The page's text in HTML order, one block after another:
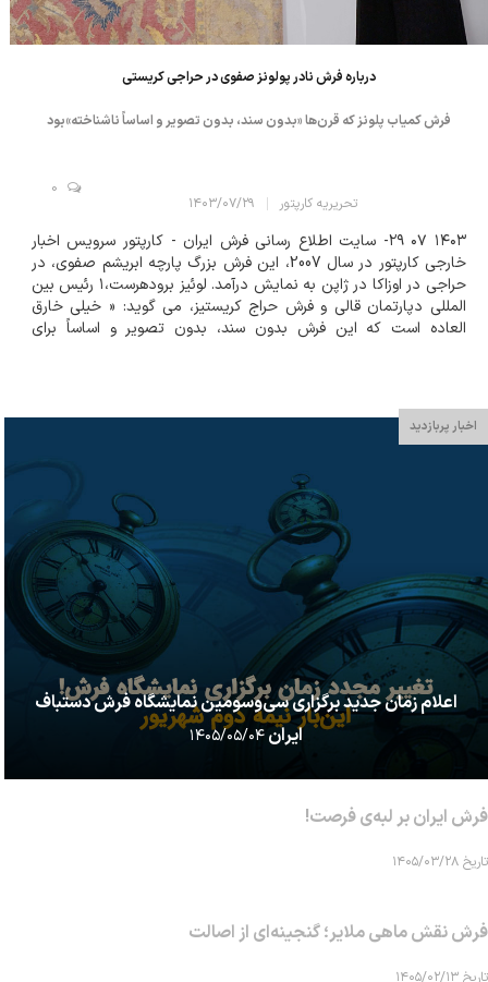
درباره فرش نادر پولونز صفوی در حراجی کریستی
فرش کمیاب پلونز که قرن‌ها «بدون سند، بدون تصویر و اساساً ناشناخته»بود
تحریریه کارپتور ۱۴۰۳/۰۷/۲۹
0
۱۴۰۳ ۰۷ ۲۹- سایت اطلاع رسانی فرش ایران - کارپتور سرویس اخبار
خارجی کارپتور در سال 2007، این فرش بزرگ پارچه ابریشم صفوی، در
حراجی در اوزاکا در ژاپن به نمایش درآمد. لوئیز برودهرست،۱ رئیس بین
المللی دپارتمان قالی و فرش حراج کریستیز، می گوید: « خیلی خارق
العاده است که این فرش بدون سند، بدون تصویر و اساساً برای
اخبار پربازدید
اعلام زمان جدید برگزاری سی‌وسومین نمایشگاه فرش دستباف
ایران۱۴۰۵/۰۵/۰۴
فرش ایران بر لبه‌ی فرصت!
تاریخ ۱۴۰۵/۰۳/۲۸
فرش نقش ماهی‌ ملایر؛ گنجینه‌ای از اصالت
تاریخ ۱۴۰۵/۰۲/۱۳